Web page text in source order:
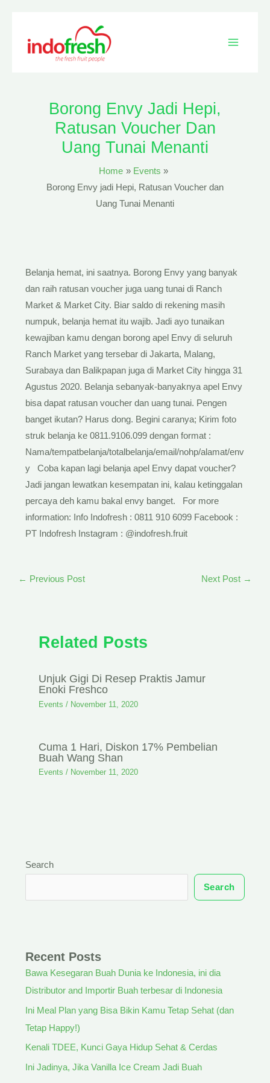
content
Menu
Borong Envy Jadi Hepi,
Ratusan Voucher Dan
Uang Tunai Menanti
Home
Events
Borong Envy jadi Hepi, Ratusan Voucher dan
Uang Tunai Menanti
Belanja hemat, ini saatnya. Borong Envy yang banyak
dan raih ratusan voucher juga uang tunai di Ranch
Market & Market City. Biar saldo di rekening masih
numpuk, belanja hemat itu wajib. Jadi ayo tunaikan
kewajiban kamu dengan borong apel Envy di seluruh
Ranch Market yang tersebar di Jakarta, Malang,
Surabaya dan Balikpapan juga di Market City hingga 31
Agustus 2020. Belanja sebanyak-banyaknya apel Envy
bisa dapat ratusan voucher dan uang tunai. Pengen
banget ikutan? Harus dong. Begini caranya; Kirim foto
struk belanja ke 0811.9106.099 dengan format :
Nama/tempatbelanja/totalbelanja/email/nohp/alamat/env
y Coba kapan lagi belanja apel Envy dapat voucher?
Jadi jangan lewatkan kesempatan ini, kalau ketinggalan
percaya deh kamu bakal envy banget. For more
information: Info Indofresh : 0811 910 6099 Facebook :
PT Indofresh Instagram : @indofresh.fruit
← Previous Post Next Post →
Related Posts
Unjuk Gigi Di Resep Praktis Jamur
Enoki Freshco
Events / November 11, 2020
Cuma 1 Hari, Diskon 17% Pembelian
Buah Wang Shan
Events / November 11, 2020
Search
Search
Recent Posts
Bawa Kesegaran Buah Dunia ke Indonesia, ini dia
Distributor and Importir Buah terbesar di Indonesia
Ini Meal Plan yang Bisa Bikin Kamu Tetap Sehat (dan
Tetap Happy!)
Kenali TDEE, Kunci Gaya Hidup Sehat & Cerdas
Ini Jadinya, Jika Vanilla Ice Cream Jadi Buah